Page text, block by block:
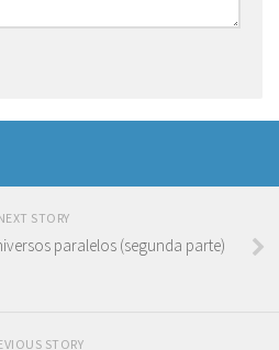
STORY
paralelos (segunda parte)
STORY